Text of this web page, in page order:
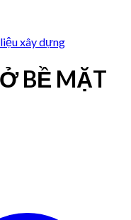
xây dựng
BỀ MẶT